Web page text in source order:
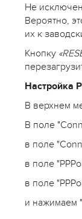
Не
Вероятно,
их к
Кнопку
Настройка
В верхнем
В поле
в поле
в поле
в поле
и нажимаем